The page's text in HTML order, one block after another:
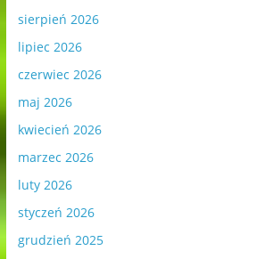
sierpień 2026
lipiec 2026
czerwiec 2026
maj 2026
kwiecień 2026
marzec 2026
luty 2026
styczeń 2026
grudzień 2025